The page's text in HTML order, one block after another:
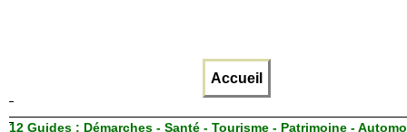
Accueil
12 Guides : Démarches - Santé - Tourisme - Patrimoine -